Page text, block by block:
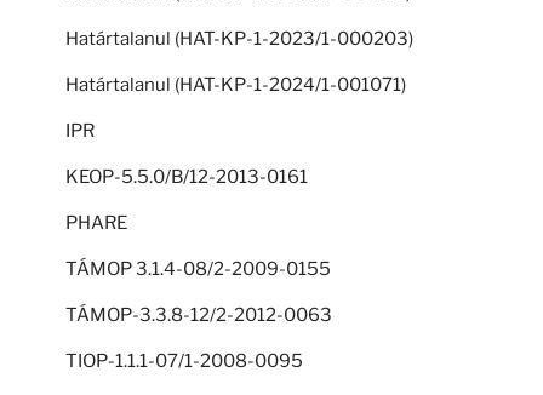
Határtalanul (HAT-KP-1-2023/1-000203)
Határtalanul (HAT-KP-1-2024/1-001071)
IPR
KEOP-5.5.0/B/12-2013-0161
PHARE
TÁMOP 3.1.4-08/2-2009-0155
TÁMOP-3.3.8-12/2-2012-0063
TIOP-1.1.1-07/1-2008-0095